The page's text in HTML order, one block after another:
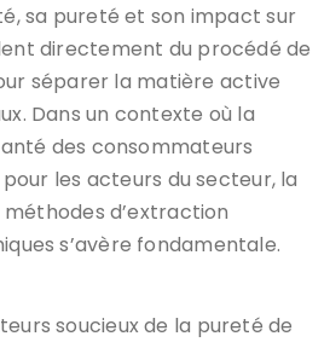
sa pureté et son impact sur
directement du procédé de
séparer la matière active
Dans un contexte où la
des consommateurs
les acteurs du secteur, la
d’extraction
s’avère fondamentale.
soucieux de la pureté de